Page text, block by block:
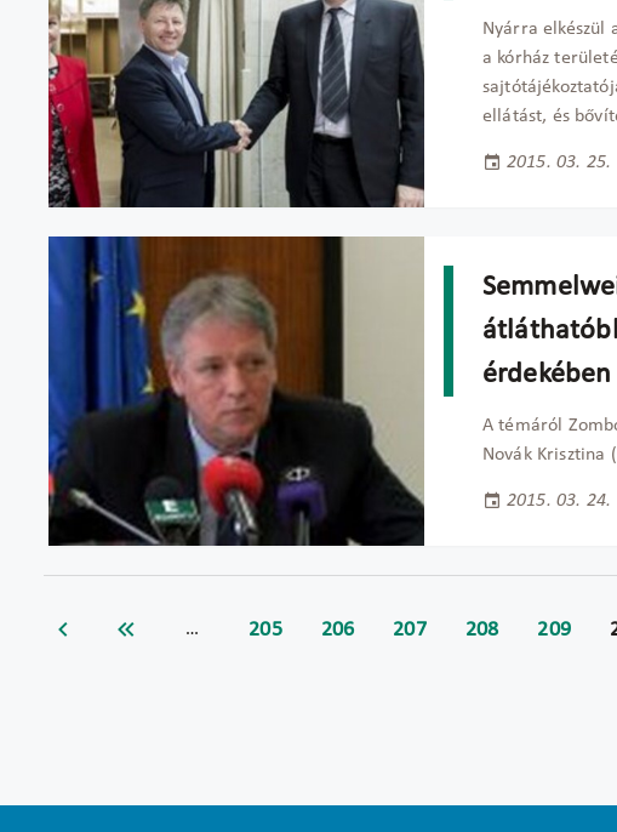
Nyárra elkészül
a kórház
ellátást, és
2015. 03. 25.
érdekében
A témáról
Novák Krisztina
2015. 03. 24.
… 205 206 207 208 209